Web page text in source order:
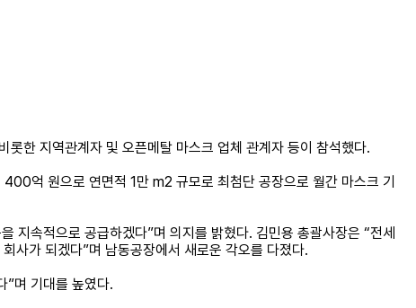
한 지역관계자 및 오픈메탈 마스크 업체 관계자 등이 참석했다.
억 원으로 연면적 1만 m2 규모로 최첨단 공장으로 월간 마스크 기
지속적으로 공급하겠다”며 의지를 밝혔다. 김민용 총괄사장은 “전세
사가 되겠다”며 남동공장에서 새로운 각오를 다졌다.
”며 기대를 높였다.